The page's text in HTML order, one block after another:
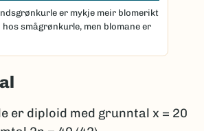
er mykje meir blomerikt
smågrønkurle, men blomane er
er diploid med grunntal x = 20